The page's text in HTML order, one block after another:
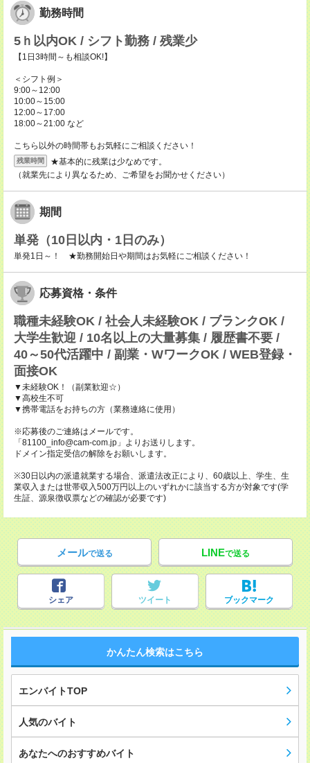
勤務時間
5ｈ以内OK / シフト勤務 / 残業少
【1日3時間～も相談OK!】
＜シフト例＞
9:00～12:00
10:00～15:00
12:00～17:00
18:00～21:00 など
こちら以外の時間帯もお気軽にご相談ください！
残業時間
★基本的に残業は少なめです。
（就業先により異なるため、ご希望をお聞かせください）
期間
単発（10日以内・1日のみ）
単発1日～！ ★勤務開始日や期間はお気軽にご相談ください！
応募資格・条件
職種未経験OK / 社会人未経験OK / ブランクOK /
大学生歓迎 / 10名以上の大量募集 / 履歴書不要 /
40～50代活躍中 / 副業・WワークOK / WEB登録・
面接OK
▼未経験OK！（副業歓迎☆）
▼高校生不可
▼携帯電話をお持ちの方（業務連絡に使用）
※応募後のご連絡はメールです。
「81100_info@cam-com.jp」よりお送りします。
ドメイン指定受信の解除をお願いします。
※30日以内の派遣就業する場合、派遣法改正により、60歳以上、学生、生
業収入または世帯収入500万円以上のいずれかに該当する方が対象です(学
生証、源泉徴収票などの確認が必要です)
メールで送る LINEで送る
シェア ツイート ブックマーク
かんたん検索はこちら
エンバイトTOP
人気のバイト
あなたへのおすすめバイト